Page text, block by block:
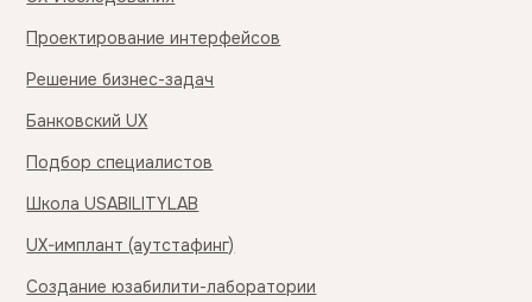
Проектирование интерфейсов
Решение бизнес-задач
Банковский UX
Подбор специалистов
Школа USABILITYLAB
UX-имплант (аутстафинг)
Создание юзабилити-лаборатории